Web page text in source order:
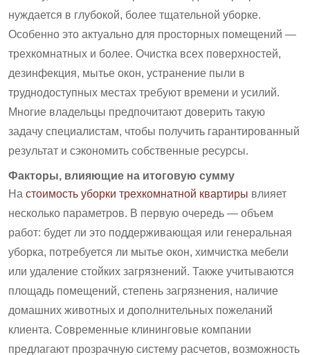
нуждается в глубокой, более тщательной уборке.
Особенно это актуально для просторных помещений —
трехкомнатных и более. Очистка всех поверхностей,
дезинфекция, мытье окон, устранение пыли в
труднодоступных местах требуют времени и усилий.
Многие владельцы предпочитают доверить такую
задачу специалистам, чтобы получить гарантированный
результат и сэкономить собственные ресурсы.
Факторы, влияющие на итоговую сумму
На стоимость уборки трехкомнатной квартиры влияет
несколько параметров. В первую очередь — объем
работ: будет ли это поддерживающая или генеральная
уборка, потребуется ли мытье окон, химчистка мебели
или удаление стойких загрязнений. Также учитываются
площадь помещений, степень загрязнения, наличие
домашних животных и дополнительных пожеланий
клиента. Современные клининговые компании
предлагают прозрачную систему расчетов, возможность